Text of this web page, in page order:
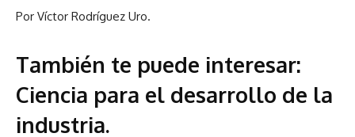
Por Víctor Rodríguez Uro.
También te puede interesar:
Ciencia para el desarrollo de la
industria.